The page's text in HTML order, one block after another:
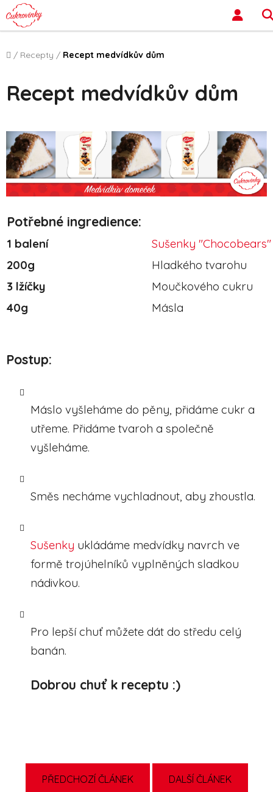
Přejít na obsah
Domů
/ Recepty / Recept medvídkův dům
Recept medvídkův dům
Potřebné ingredience:
1 balení
Sušenky
200g
Hladkého tvarohu
3 lžíčky
Moučkového cukru
40g
Másla
Postup:
Máslo vyšleháme do pěny, přidáme cukr a
utřeme. Přidáme tvaroh a společně
vyšleháme.
Směs necháme vychladnout, aby zhoustla.
Sušenky ukládáme medvídky navrch ve
formě trojúhelníků vyplněných sladkou
nádivkou.
Pro lepší chuť můžete dát do středu celý
banán.
Dobrou chuť k receptu :)
PŘEDCHOZÍ ČLÁNEK DALŠÍ ČLÁNEK